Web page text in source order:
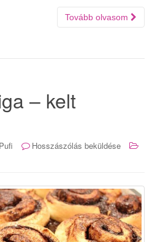
Tovább olvasom
– kelt
Hosszászólás beküldése